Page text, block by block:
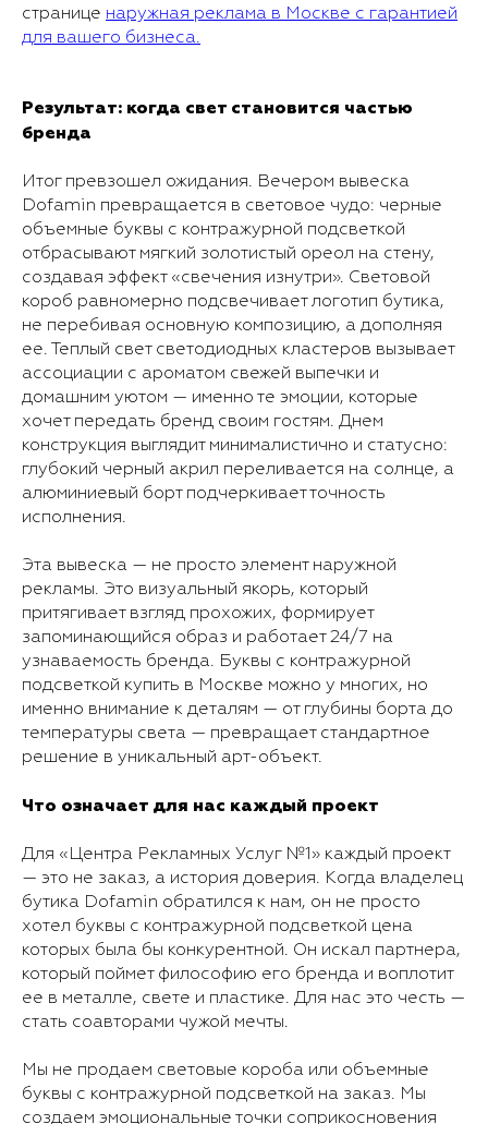
странице наружная реклама в Москве с гарантией
для вашего бизнеса.
Результат: когда свет становится частью
бренда
Итог превзошел ожидания. Вечером вывеска
Dofamin превращается в световое чудо: черные
объемные буквы с контражурной подсветкой
отбрасывают мягкий золотистый ореол на стену,
создавая эффект «свечения изнутри». Световой
короб равномерно подсвечивает логотип бутика,
не перебивая основную композицию, а дополняя
ее. Теплый свет светодиодных кластеров вызывает
ассоциации с ароматом свежей выпечки и
домашним уютом — именно те эмоции, которые
хочет передать бренд своим гостям. Днем
конструкция выглядит минималистично и статусно:
глубокий черный акрил переливается на солнце, а
алюминиевый борт подчеркивает точность
исполнения.
Эта вывеска — не просто элемент наружной
рекламы. Это визуальный якорь, который
притягивает взгляд прохожих, формирует
запоминающийся образ и работает 24/7 на
узнаваемость бренда. Буквы с контражурной
подсветкой купить в Москве можно у многих, но
именно внимание к деталям — от глубины борта до
температуры света — превращает стандартное
решение в уникальный арт-объект.
Что означает для нас каждый проект
Для «Центра Рекламных Услуг №1» каждый проект
— это не заказ, а история доверия. Когда владелец
бутика Dofamin обратился к нам, он не просто
хотел буквы с контражурной подсветкой цена
которых была бы конкурентной. Он искал партнера,
который поймет философию его бренда и воплотит
ее в металле, свете и пластике. Для нас это честь —
стать соавторами чужой мечты.
Мы не продаем световые короба или объемные
буквы с контражурной подсветкой на заказ. Мы
создаем эмоциональные точки соприкосновения